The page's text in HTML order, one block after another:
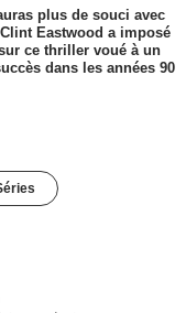
plus de souci avec
Eastwood a imposé
ce thriller voué à un
dans les années 90